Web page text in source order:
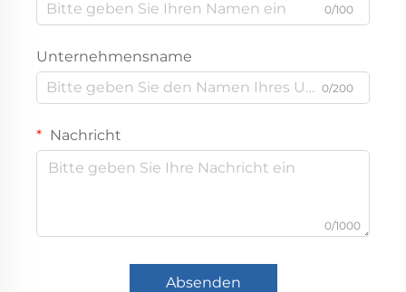
0/100
Unternehmensname
0/200
Nachricht
0/1000
Absenden